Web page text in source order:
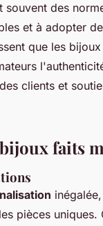
des
et à adopter
que les
clients et
faits
pièces uniques.